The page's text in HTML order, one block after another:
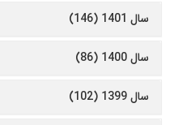
سال 1401 (146)
سال 1400 (86)
سال 1399 (102)